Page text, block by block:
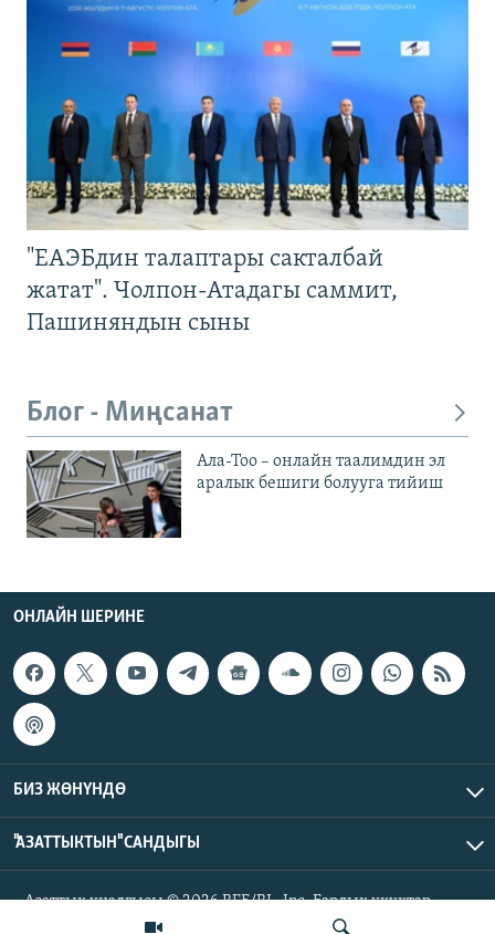
"ЕАЭБдин талаптары сакталбай
жатат". Чолпон-Атадагы саммит,
Пашиняндын сыны
Блог - Миңсанат
Ала-Тоо – онлайн таалимдин эл
аралык бешиги болууга тийиш
ОНЛАЙН ШЕРИНЕ
БИЗ ЖӨНҮНДӨ
"АЗАТТЫКТЫН" САНДЫГЫ
Азаттык үналгысы © 2026 RFE/RL, Inc. Бардык укуктар